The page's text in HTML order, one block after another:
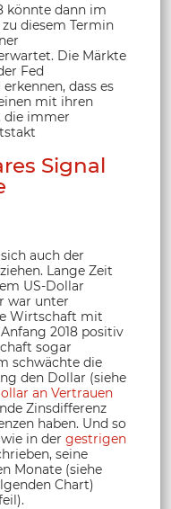
könnte dann im
diesem Termin
Die Märkte
Fed
dass es
mit ihren
die immer
Signal
auch der
Lange Zeit
US-Dollar
war unter
Wirtschaft mit
2018 positiv
sogar
schwächte die
den Dollar (siehe
an Vertrauen
Zinsdifferenz
haben. Und so
in der gestrigen
seine
Monate (siehe
Chart)